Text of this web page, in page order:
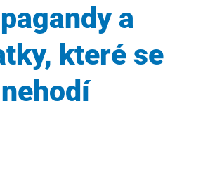
a
které se
nehodí